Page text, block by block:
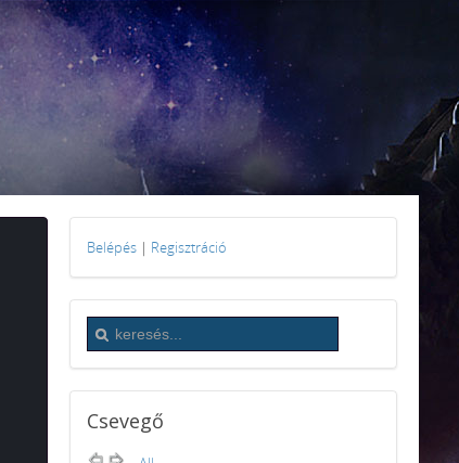
Belépés | Regisztráció
Csevegő